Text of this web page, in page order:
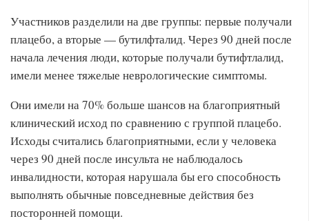
Участников разделили на две группы: первые получали
плацебо, а вторые — бутилфталид. Через 90 дней после
начала лечения люди, которые получали бутифтлалид,
имели менее тяжелые неврологические симптомы.
Они имели на 70% больше шансов на благоприятный
клинический исход по сравнению с группой плацебо.
Исходы считались благоприятными, если у человека
через 90 дней после инсульта не наблюдалось
инвалидности, которая нарушала бы его способность
выполнять обычные повседневные действия без
посторонней помощи.